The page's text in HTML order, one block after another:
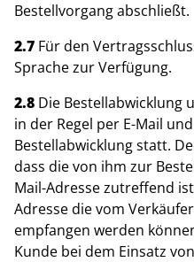
Bestellvorgang abschließt.
2.7 Für den
Sprache zur Verfügung.
2.8 Die Bestellabwicklung
in der Regel per E-Mail
Bestellabwicklung statt.
dass die von ihm zur
Mail-Adresse zutreffend
Adresse die vom
empfangen werden
Kunde bei dem Einsatz